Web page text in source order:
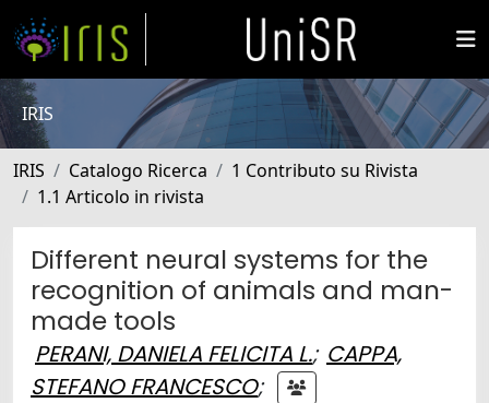
IRIS
IRIS Catalogo Ricerca
1 Contributo su Rivista
1.1 Articolo in rivista
Different neural systems for the
recognition of animals and man-
made tools
PERANI, DANIELA FELICITA L.; CAPPA,
STEFANO FRANCESCO;